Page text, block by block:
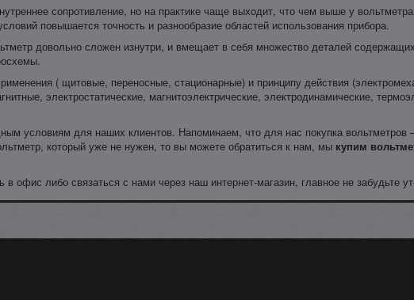
сопротивление, но на практике чаще выходит, что чем выше у
повышается точность и разнообразие областей использования прибора.
довольно сложен изнутри, и вмещает в себя множество деталей содержащих
( щитовые, переносные, стационарные) и принципу действия
электростатические, магнитоэлектрические, электродинамические,
условиям для наших клиентов. Напоминаем, что для нас покупка вольтметров
который уже не нужен, то вы можете обратиться к нам, мы купим
офис либо связаться с нами через наш интернет-магазин, главное не забудьте